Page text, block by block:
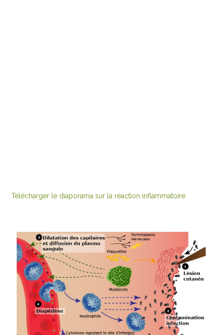
Télécharger le diaporama sur la réaction inflammatoire